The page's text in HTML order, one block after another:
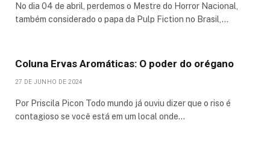
No dia 04 de abril, perdemos o Mestre do Horror Nacional,
também considerado o papa da Pulp Fiction no Brasil,…
Coluna Ervas Aromáticas: O poder do orégano
27 DE JUNHO DE 2024
Por Priscila Picon Todo mundo já ouviu dizer que o riso é
contagioso se você está em um local onde…